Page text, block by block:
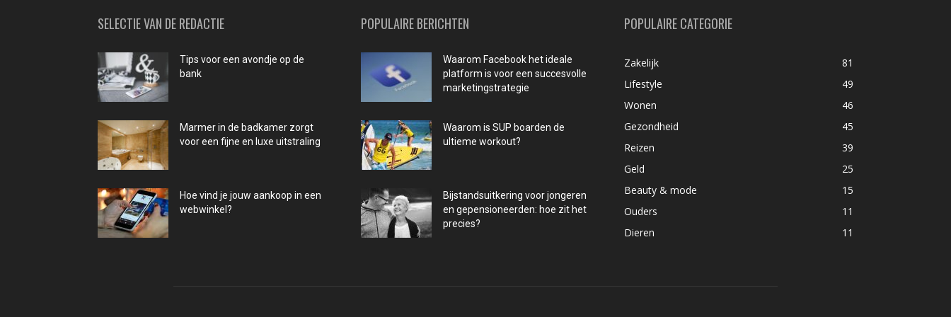
SELECTIE VAN DE REDACTIE
Tips voor een avondje op de
bank
Marmer in de badkamer zorgt
voor een fijne en luxe uitstraling
Hoe vind je jouw aankoop in een
webwinkel?
POPULAIRE BERICHTEN
Waarom Facebook het ideale
platform is voor een succesvolle
marketingstrategie
Waarom is SUP boarden de
ultieme workout?
Bijstandsuitkering voor jongeren
en gepensioneerden: hoe zit het
precies?
POPULAIRE CATEGORIE
Zakelijk
81
Lifestyle
49
Wonen
46
Gezondheid
45
Reizen
39
Geld
25
Beauty & mode
15
Ouders
11
Dieren
11